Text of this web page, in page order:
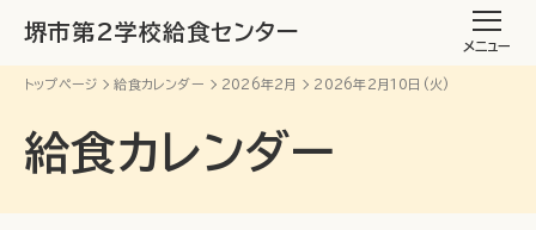
堺市第2学校給食センター
メニュー
トップページ 給食カレンダー 2026年2月 2026年2月10日(火)
給食カレンダー